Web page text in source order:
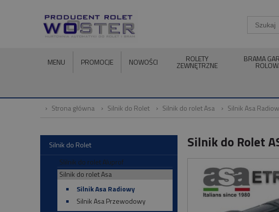
MENU PROMOCJE NOWOŚCI ROLETY
ZEWNĘTRZNE
BRAMA
Strona główna Silnik do Rolet Silnik do rolet Asa Silnik Asa
Silnik do Rolet
SIilnik do rolet Aluprof
Silnik do rolet Asa
Silnik Asa Radiowy
Silnik Asa Przewodowy
Silnik do Rolet